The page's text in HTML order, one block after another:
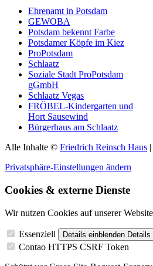
Ehrenamt in Potsdam
GEWOBA
Potsdam bekennt Farbe
Potsdamer Köpfe im Kiez
ProPotsdam
Schlaatz
Soziale Stadt ProPotsdam
gGmbH
Schlaatz Vegas
FRÖBEL-Kindergarten und
Hort Sausewind
Bürgerhaus am Schlaatz
Alle Inhalte © Friedrich Reinsch Haus |
Privatsphäre-Einstellungen ändern
Cookies & externe Dienste
Wir nutzen Cookies auf unserer
Essenziell Details einblenden Details
Contao HTTPS CSRF Token